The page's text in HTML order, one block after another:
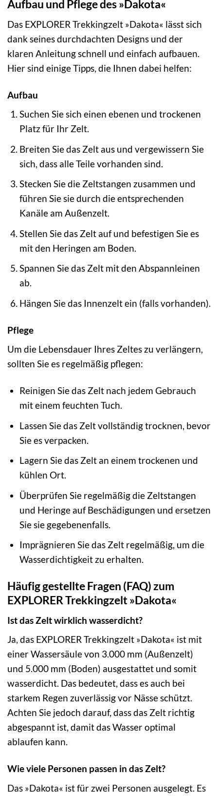
Aufbau und Pflege des »Dakota«
Das EXPLORER Trekkingzelt »Dakota« lässt sich
dank seines durchdachten Designs und der
klaren Anleitung schnell und einfach aufbauen.
Hier sind einige Tipps, die Ihnen dabei helfen:
Aufbau
Suchen Sie sich einen ebenen und trockenen
Platz für Ihr Zelt.
Breiten Sie das Zelt aus und vergewissern Sie
sich, dass alle Teile vorhanden sind.
Stecken Sie die Zeltstangen zusammen und
führen Sie sie durch die entsprechenden
Kanäle am Außenzelt.
Stellen Sie das Zelt auf und befestigen Sie es
mit den Heringen am Boden.
Spannen Sie das Zelt mit den Abspannleinen
ab.
Hängen Sie das Innenzelt ein (falls vorhanden).
Pflege
Um die Lebensdauer Ihres Zeltes zu verlängern,
sollten Sie es regelmäßig pflegen:
Reinigen Sie das Zelt nach jedem Gebrauch
mit einem feuchten Tuch.
Lassen Sie das Zelt vollständig trocknen, bevor
Sie es verpacken.
Lagern Sie das Zelt an einem trockenen und
kühlen Ort.
Überprüfen Sie regelmäßig die Zeltstangen
und Heringe auf Beschädigungen und ersetzen
Sie sie gegebenenfalls.
Imprägnieren Sie das Zelt regelmäßig, um die
Wasserdichtigkeit zu erhalten.
Häufig gestellte Fragen (FAQ) zum
EXPLORER Trekkingzelt »Dakota«
Ist das Zelt wirklich wasserdicht?
Ja, das EXPLORER Trekkingzelt »Dakota« ist mit
einer Wassersäule von 3.000 mm (Außenzelt)
und 5.000 mm (Boden) ausgestattet und somit
wasserdicht. Das bedeutet, dass es auch bei
starkem Regen zuverlässig vor Nässe schützt.
Achten Sie jedoch darauf, dass das Zelt richtig
abgespannt ist, damit das Wasser optimal
ablaufen kann.
Wie viele Personen passen in das Zelt?
Das »Dakota« ist für zwei Personen ausgelegt. Es